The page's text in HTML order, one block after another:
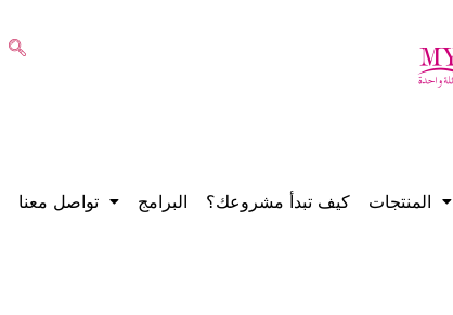
تواصل معنا البرامج كيف تبدأ مشروعك؟ المنتجات